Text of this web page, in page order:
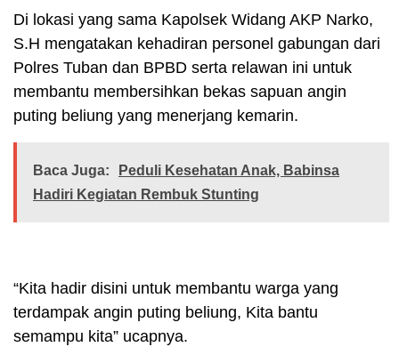
Di lokasi yang sama Kapolsek Widang AKP Narko,
S.H mengatakan kehadiran personel gabungan dari
Polres Tuban dan BPBD serta relawan ini untuk
membantu membersihkan bekas sapuan angin
puting beliung yang menerjang kemarin.
Baca Juga:
Peduli Kesehatan Anak, Babinsa
Hadiri Kegiatan Rembuk Stunting
“Kita hadir disini untuk membantu warga yang
terdampak angin puting beliung, Kita bantu
semampu kita” ucapnya.